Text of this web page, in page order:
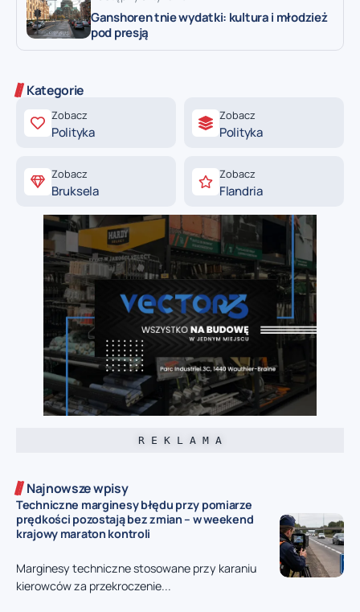
Ganshoren tnie wydatki: kultura i młodzież
pod presją
Kategorie
Zobacz
Polityka
Zobacz
Polityka
Zobacz
Bruksela
Zobacz
Flandria
R E K L A M A
Najnowsze wpisy
Techniczne marginesy błędu przy pomiarze
prędkości pozostają bez zmian – w weekend
krajowy maraton kontroli
Marginesy techniczne stosowane przy karaniu
kierowców za przekroczenie...